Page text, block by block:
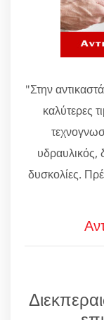
"Στην
καλύτερες
υδραυλικός,
δυσκολίες.